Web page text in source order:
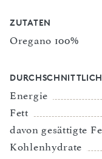
ZUTATEN
Oregano 100%
Energie
Fett
davon gesättigte
Kohlenhydrate